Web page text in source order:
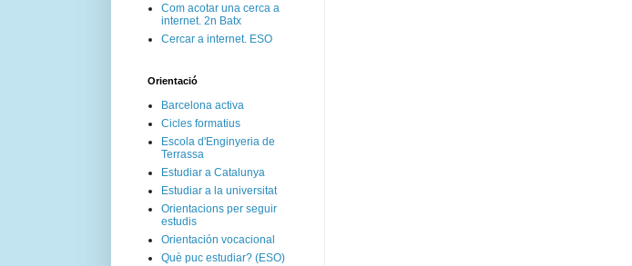
Com acotar una cerca a
internet. 2n Batx
Cercar a internet. ESO
Orientació
Barcelona activa
Cicles formatius
Escola d'Enginyeria de
Terrassa
Estudiar a Catalunya
Estudiar a la universitat
Orientacions per seguir
estudis
Orientación vocacional
Què puc estudiar? (ESO)